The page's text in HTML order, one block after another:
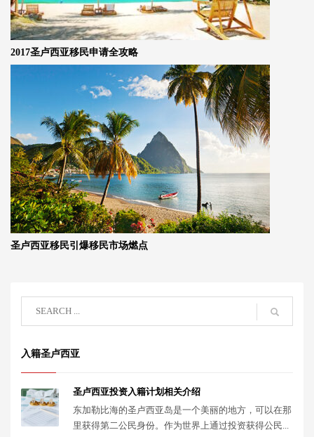
2017圣卢西亚移民申请全攻略
圣卢西亚移民引爆移民市场燃点
入籍圣卢西亚
圣卢西亚投资入籍计划相关介绍
东加勒比海的圣卢西亚岛是一个美丽的地方，可以在那
里获得第二公民身份。作为世界上通过投资获得公民...